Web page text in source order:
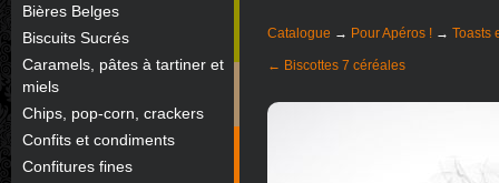
Bières Belges
Biscuits Sucrés
Caramels, pâtes à tartiner et
miels
Chips, pop-corn, crackers
Confits et condiments
Confitures fines
Catalogue → Pour Apéros ! → Toasts
← Biscottes 7 céréales